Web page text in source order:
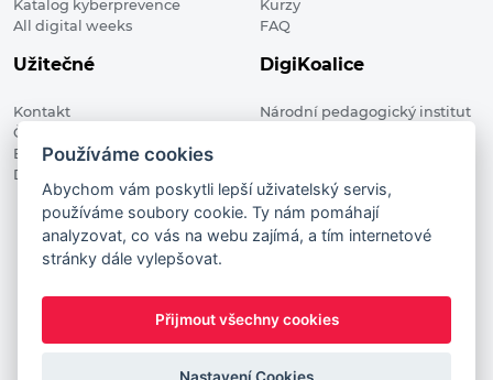
Katalog kyberprevence
All digital weeks
Kurzy
FAQ
Užitečné
Kontakt
Členské organizace
Blog
Digitalizace ve vzdělávání
DigiKoalice
Národní pedagogický institut
DigiKoalice 2021. All rights reserved
Vstup do administrace
This project has received funding from the European
Commission Innovation and Networks Executive Agency (now
Commission and the European Commission is not responsible
Používáme cookies
Abychom vám poskytli lepší uživatelský servis,
používáme soubory cookie. Ty nám pomáhají
analyzovat, co vás na webu zajímá, a tím internetové
stránky dále vylepšovat.
Přijmout všechny cookies